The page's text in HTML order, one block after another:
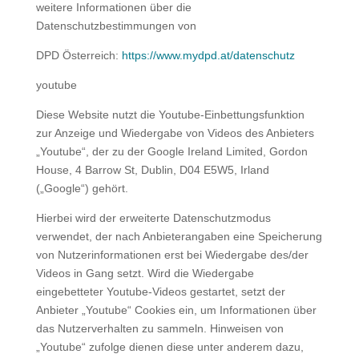
weitere Informationen über die
Datenschutzbestimmungen von
DPD Österreich: https://www.mydpd.at/datenschutz
youtube
Diese Website nutzt die Youtube-Einbettungsfunktion
zur Anzeige und Wiedergabe von Videos des Anbieters
„Youtube“, der zu der Google Ireland Limited, Gordon
House, 4 Barrow St, Dublin, D04 E5W5, Irland
(„Google“) gehört.
Hierbei wird der erweiterte Datenschutzmodus
verwendet, der nach Anbieterangaben eine Speicherung
von Nutzerinformationen erst bei Wiedergabe des/der
Videos in Gang setzt. Wird die Wiedergabe
eingebetteter Youtube-Videos gestartet, setzt der
Anbieter „Youtube“ Cookies ein, um Informationen über
das Nutzerverhalten zu sammeln. Hinweisen von
„Youtube“ zufolge dienen diese unter anderem dazu,